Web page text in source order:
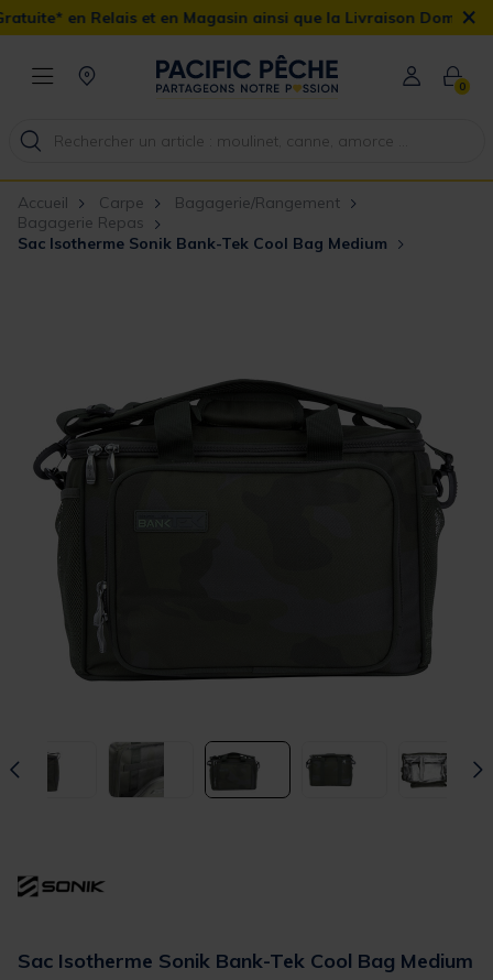
et en Magasin ainsi que la Livraison Domicile offerte dès 90€
×
0
Accueil Carpe
Bagagerie/Rangement
Bagagerie Repas
Sac Isotherme Sonik Bank-Tek Cool Bag Medium
Sac Isotherme Sonik Bank-Tek Cool Bag Medium